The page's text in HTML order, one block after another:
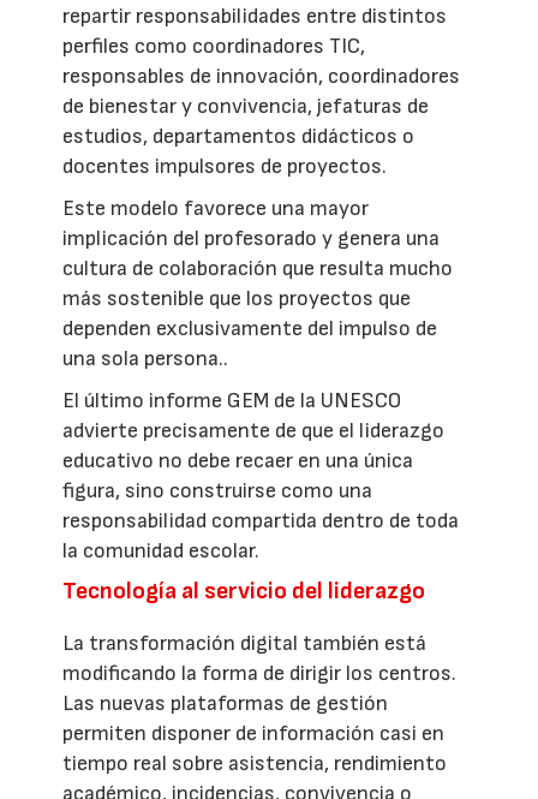
repartir responsabilidades entre distintos
perfiles como coordinadores TIC,
responsables de innovación, coordinadores
de bienestar y convivencia, jefaturas de
estudios, departamentos didácticos o
docentes impulsores de proyectos.
Este modelo favorece una mayor
implicación del profesorado y genera una
cultura de colaboración que resulta mucho
más sostenible que los proyectos que
dependen exclusivamente del impulso de
una sola persona..
El último informe GEM de la UNESCO
advierte precisamente de que el liderazgo
educativo no debe recaer en una única
figura, sino construirse como una
responsabilidad compartida dentro de toda
la comunidad escolar.
Tecnología al servicio del liderazgo
La transformación digital también está
modificando la forma de dirigir los centros.
Las nuevas plataformas de gestión
permiten disponer de información casi en
tiempo real sobre asistencia, rendimiento
académico, incidencias, convivencia o